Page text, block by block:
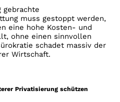
gebrachte
muss gestoppt werden,
eine hohe Kosten- und
ohne einen sinnvollen
schadet massiv der
Wirtschaft.
Privatisierung schützen